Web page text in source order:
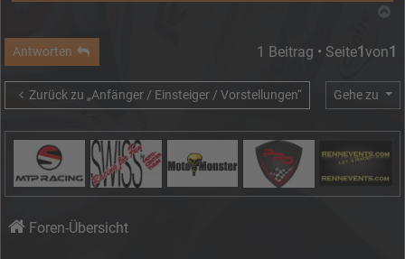
Antworten 1 Beitrag • Seite1von1
Zurück zu „Anfänger / Einsteiger / Vorstellungen“ Gehe zu
Foren-Übersicht